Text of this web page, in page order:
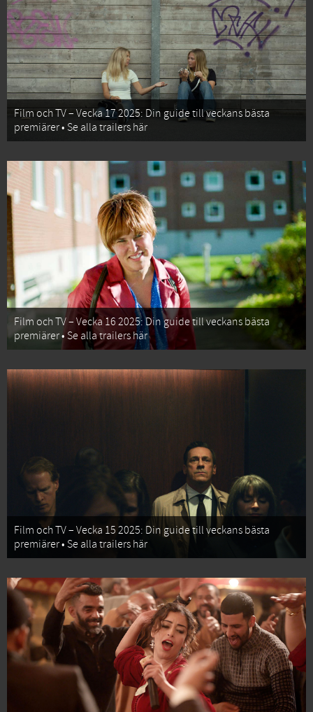
Film och TV – Vecka 17 2025: Din guide till veckans bästa
premiärer • Se alla trailers här
Film och TV – Vecka 16 2025: Din guide till veckans bästa
premiärer • Se alla trailers här
Film och TV – Vecka 15 2025: Din guide till veckans bästa
premiärer • Se alla trailers här